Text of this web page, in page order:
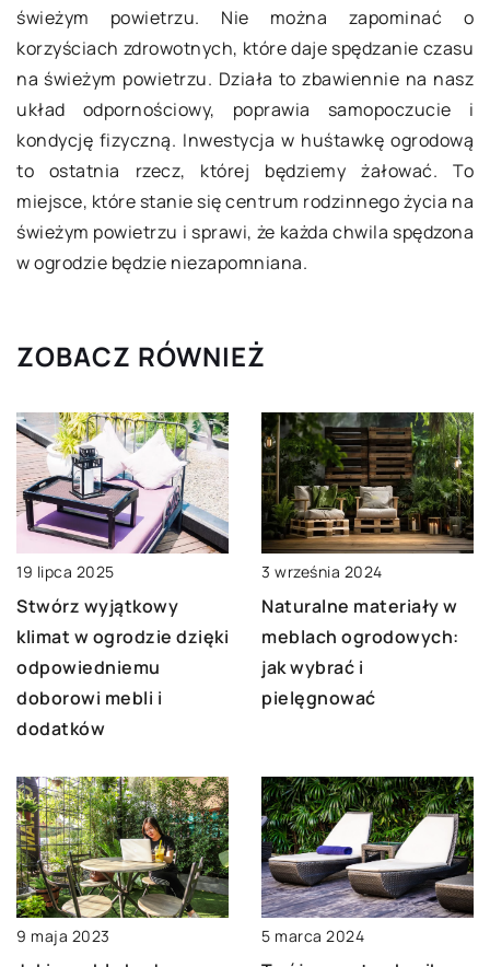
świeżym powietrzu. Nie można zapominać o
korzyściach zdrowotnych, które daje spędzanie czasu
na świeżym powietrzu. Działa to zbawiennie na nasz
układ odpornościowy, poprawia samopoczucie i
kondycję fizyczną. Inwestycja w huśtawkę ogrodową
to ostatnia rzecz, której będziemy żałować. To
miejsce, które stanie się centrum rodzinnego życia na
świeżym powietrzu i sprawi, że każda chwila spędzona
w ogrodzie będzie niezapomniana.
ZOBACZ RÓWNIEŻ
19 lipca 2025
Stwórz wyjątkowy
klimat w ogrodzie dzięki
odpowiedniemu
doborowi mebli i
dodatków
3 września 2024
Naturalne materiały w
meblach ogrodowych:
jak wybrać i
pielęgnować
9 maja 2023 5 marca 2024